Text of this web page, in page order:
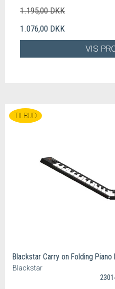
1.195,00 DKK
1.076,00 DKK
VIS
TILBUD
Blackstar Carry on Folding Piano
Blackstar